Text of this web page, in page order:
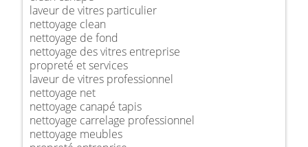
laveur de vitres particulier
nettoyage clean
nettoyage de fond
nettoyage des vitres entreprise
propreté et services
laveur de vitres professionnel
nettoyage net
nettoyage canapé tapis
nettoyage carrelage professionnel
nettoyage meubles